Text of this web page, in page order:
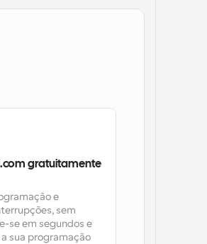
gratuitamente
e
sem
se em segundos e
sua programação